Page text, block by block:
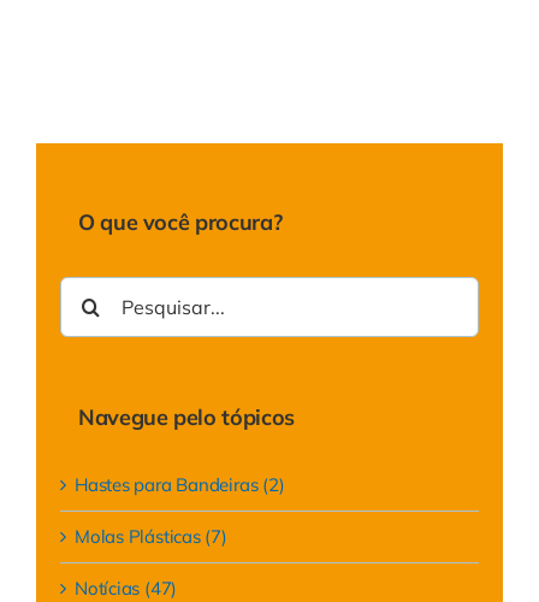
O que você procura?
Buscar
resultados
para:
Navegue pelo tópicos
Hastes para Bandeiras (2)
Molas Plásticas (7)
Notícias (47)